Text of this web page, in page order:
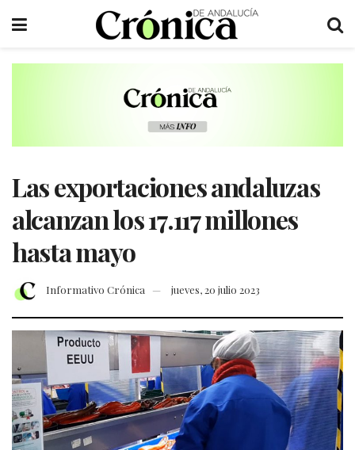
Las exportaciones andaluzas
alcanzan los 17.117 millones
hasta mayo
Informativo Crónica jueves, 20 julio 2023